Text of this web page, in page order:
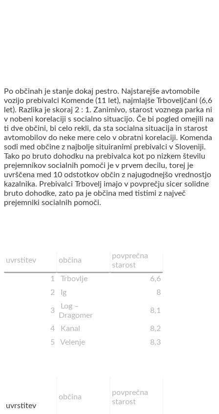
Po občinah je stanje dokaj pestro. Najstarejše avtomobile
vozijo prebivalci Komende (11 let), najmlajše Trboveljčani (6,6
let). Razlika je skoraj 2 : 1. Zanimivo, starost voznega parka ni
v nobeni korelaciji s socialno situacijo. Če bi pogled omejili na
ti dve občini, bi celo rekli, da sta socialna situacija in starost
avtomobilov do neke mere celo v obratni korelaciji. Komenda
sodi med občine z najbolje situiranimi prebivalci v Sloveniji.
Tako po bruto dohodku na prebivalca kot po nizkem številu
prejemnikov socialnih pomoči je v prvem decilu, torej je
uvrščena med 10 odstotkov občin z najugodnejšo vrednostjo
kazalnika. Prebivalci Trbovelj imajo v povprečju sicer solidne
bruto dohodke, zato pa je občina med tistimi z največ
prejemniki socialnih pomoči.
uvrstitev občina
povprečna
starost
1
Trbovlje
6,6
2
Ig 8
3
Log –
Dragomer
8,1
4 Kanal
8,2
5
Velenje 8,3
uvrstitev
občina
povprečna
starost